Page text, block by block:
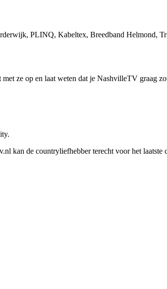
PLINQ, Kabeltex, Breedband Helmond,
ze op en laat weten dat je NashvilleTV graag
kan de countryliefhebber terecht voor het laatste